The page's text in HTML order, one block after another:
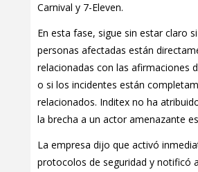
Carnival y 7-Eleven.
En esta fase, sigue sin estar claro
personas afectadas están
relacionadas con las afirmaciones
o si los incidentes están
relacionados. Inditex no ha
la brecha a un actor amenazante
La empresa dijo que activó
protocolos de seguridad y notificó